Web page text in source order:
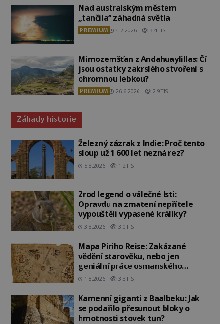
Nad australským městem
„tančila“ záhadná světla
PREMIUM 4.7.2026 3.4TIS
Mimozemšťan z Andahuaylillas: Čí
jsou ostatky zakrslého stvoření s
ohromnou lebkou?
PREMIUM 26.6.2026 2.9TIS
Záhady historie
Železný zázrak z Indie: Proč tento
sloup už 1 600 let nezná rez?
5.8.2026 1.2TIS
Zrod legend o válečné lsti:
Opravdu na zmatení nepřítele
vypouštěli vypasené králíky?
3.8.2026 3.0TIS
Mapa Piriho Reise: Zakázané
vědění starověku, nebo jen
geniální práce osmanského
admirála?
1.8.2026 3.3TIS
Kamenní giganti z Baalbeku: Jak
se podařilo přesunout bloky o
hmotnosti stovek tun?